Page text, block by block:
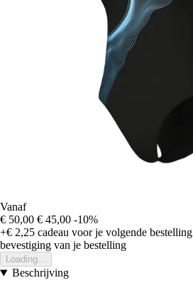
Vanaf
€ 50,00 € 45,00 -10%
+€ 2,25 cadeau voor je volgende bestelling
bevestiging van je bestelling
Loading...
Beschrijving